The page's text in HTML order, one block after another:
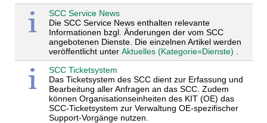
SCC Service News
Die SCC Service News enthalten relevante
Informationen bzgl. Änderungen der vom SCC
angebotenen Dienste. Die einzelnen Artikel werden
veröffentlicht unter Aktuelles (Kategorie=Dienste)
SCC Ticketsystem
Das Ticketsystem des SCC dient zur Erfassung und
Bearbeitung aller Anfragen an das SCC. Zudem
können Organisationseinheiten des KIT (OE) das
SCC-Ticketsystem zur Verwaltung OE-spezifischer
Support-Vorgänge nutzen.